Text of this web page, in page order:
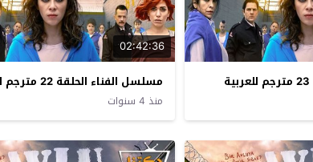
02:42:36
مسلسل الفناء الحلقة 22 مترجم للعربية
منذ 4 سنوات